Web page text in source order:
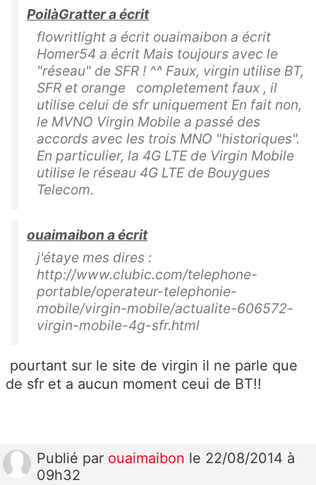
PoilàGratter a écrit
flowritlight a écrit ouaimaibon a écrit
Homer54 a écrit Mais toujours avec le
"réseau" de SFR ! ^^ Faux, virgin utilise BT,
SFR et orange completement faux , il
utilise celui de sfr uniquement En fait non,
le MVNO Virgin Mobile a passé des
accords avec les trois MNO "historiques".
En particulier, la 4G LTE de Virgin Mobile
utilise le réseau 4G LTE de Bouygues
Telecom.
ouaimaibon a écrit
j'étaye mes dires :
http://www.clubic.com/telephone-
portable/operateur-telephonie-
mobile/virgin-mobile/actualite-606572-
virgin-mobile-4g-sfr.html
pourtant sur le site de virgin il ne parle que
de sfr et a aucun moment ceui de BT!!
Publié par ouaimaibon le 22/08/2014 à
09h32